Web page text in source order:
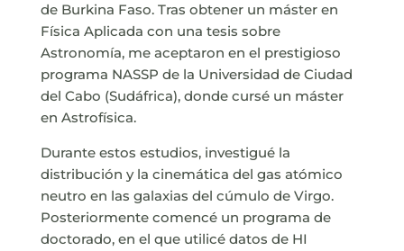
de Burkina Faso. Tras obtener un máster en
Física Aplicada con una tesis sobre
Astronomía, me aceptaron en el prestigioso
programa NASSP de la Universidad de Ciudad
del Cabo (Sudáfrica), donde cursé un máster
en Astrofísica.
Durante estos estudios, investigué la
distribución y la cinemática del gas atómico
neutro en las galaxias del cúmulo de Virgo.
Posteriormente comencé un programa de
doctorado, en el que utilicé datos de HI